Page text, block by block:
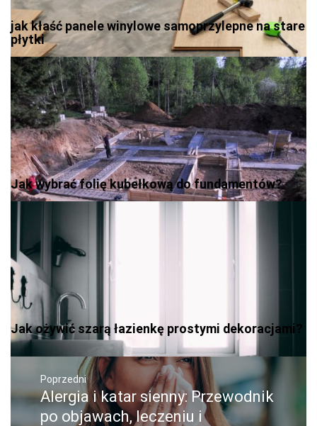
jak kłaść panele winylowe samoprzylepne na stare
płytki
Jak wybrać folię kubełkową do fundamentów?
Jak ożywić szarą łazienkę prostymi dekoracjami?
Nawigacja
wpisuPoprzedni
Poprzedni
wpis:
Alergia i katar sienny: Przewodnik
po objawach, leczeniu i